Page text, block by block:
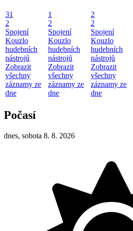
31
2
Spojení
Kouzlo
hudebních
nástrojů
Zobrazit
všechny
záznamy ze
dne
1
2
Spojení
Kouzlo
hudebních
nástrojů
Zobrazit
všechny
záznamy ze
dne
2
2
Spojení
Kouzlo
hudebních
nástrojů
Zobrazit
všechny
záznamy ze
dne
Počasí
dnes, sobota 8. 8. 2026